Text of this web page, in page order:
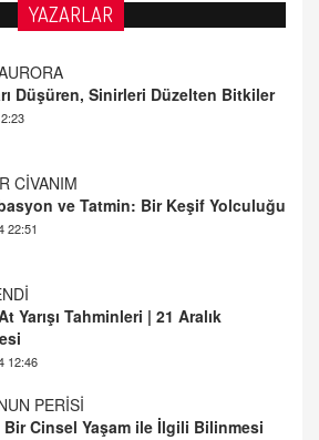
YAZARLAR
CİVANIM
ve Tatmin: Bir Keşif Yolculuğu
Yarışı Tahminleri | 21 Aralık
PERİSİ
Bir Cinsel Yaşam ile İlgili Bilinmesi
13:16
Onaylanmasaydı…